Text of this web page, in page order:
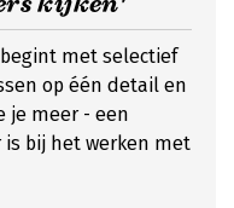
met selectief
op één detail en
je meer - een
bij het werken met